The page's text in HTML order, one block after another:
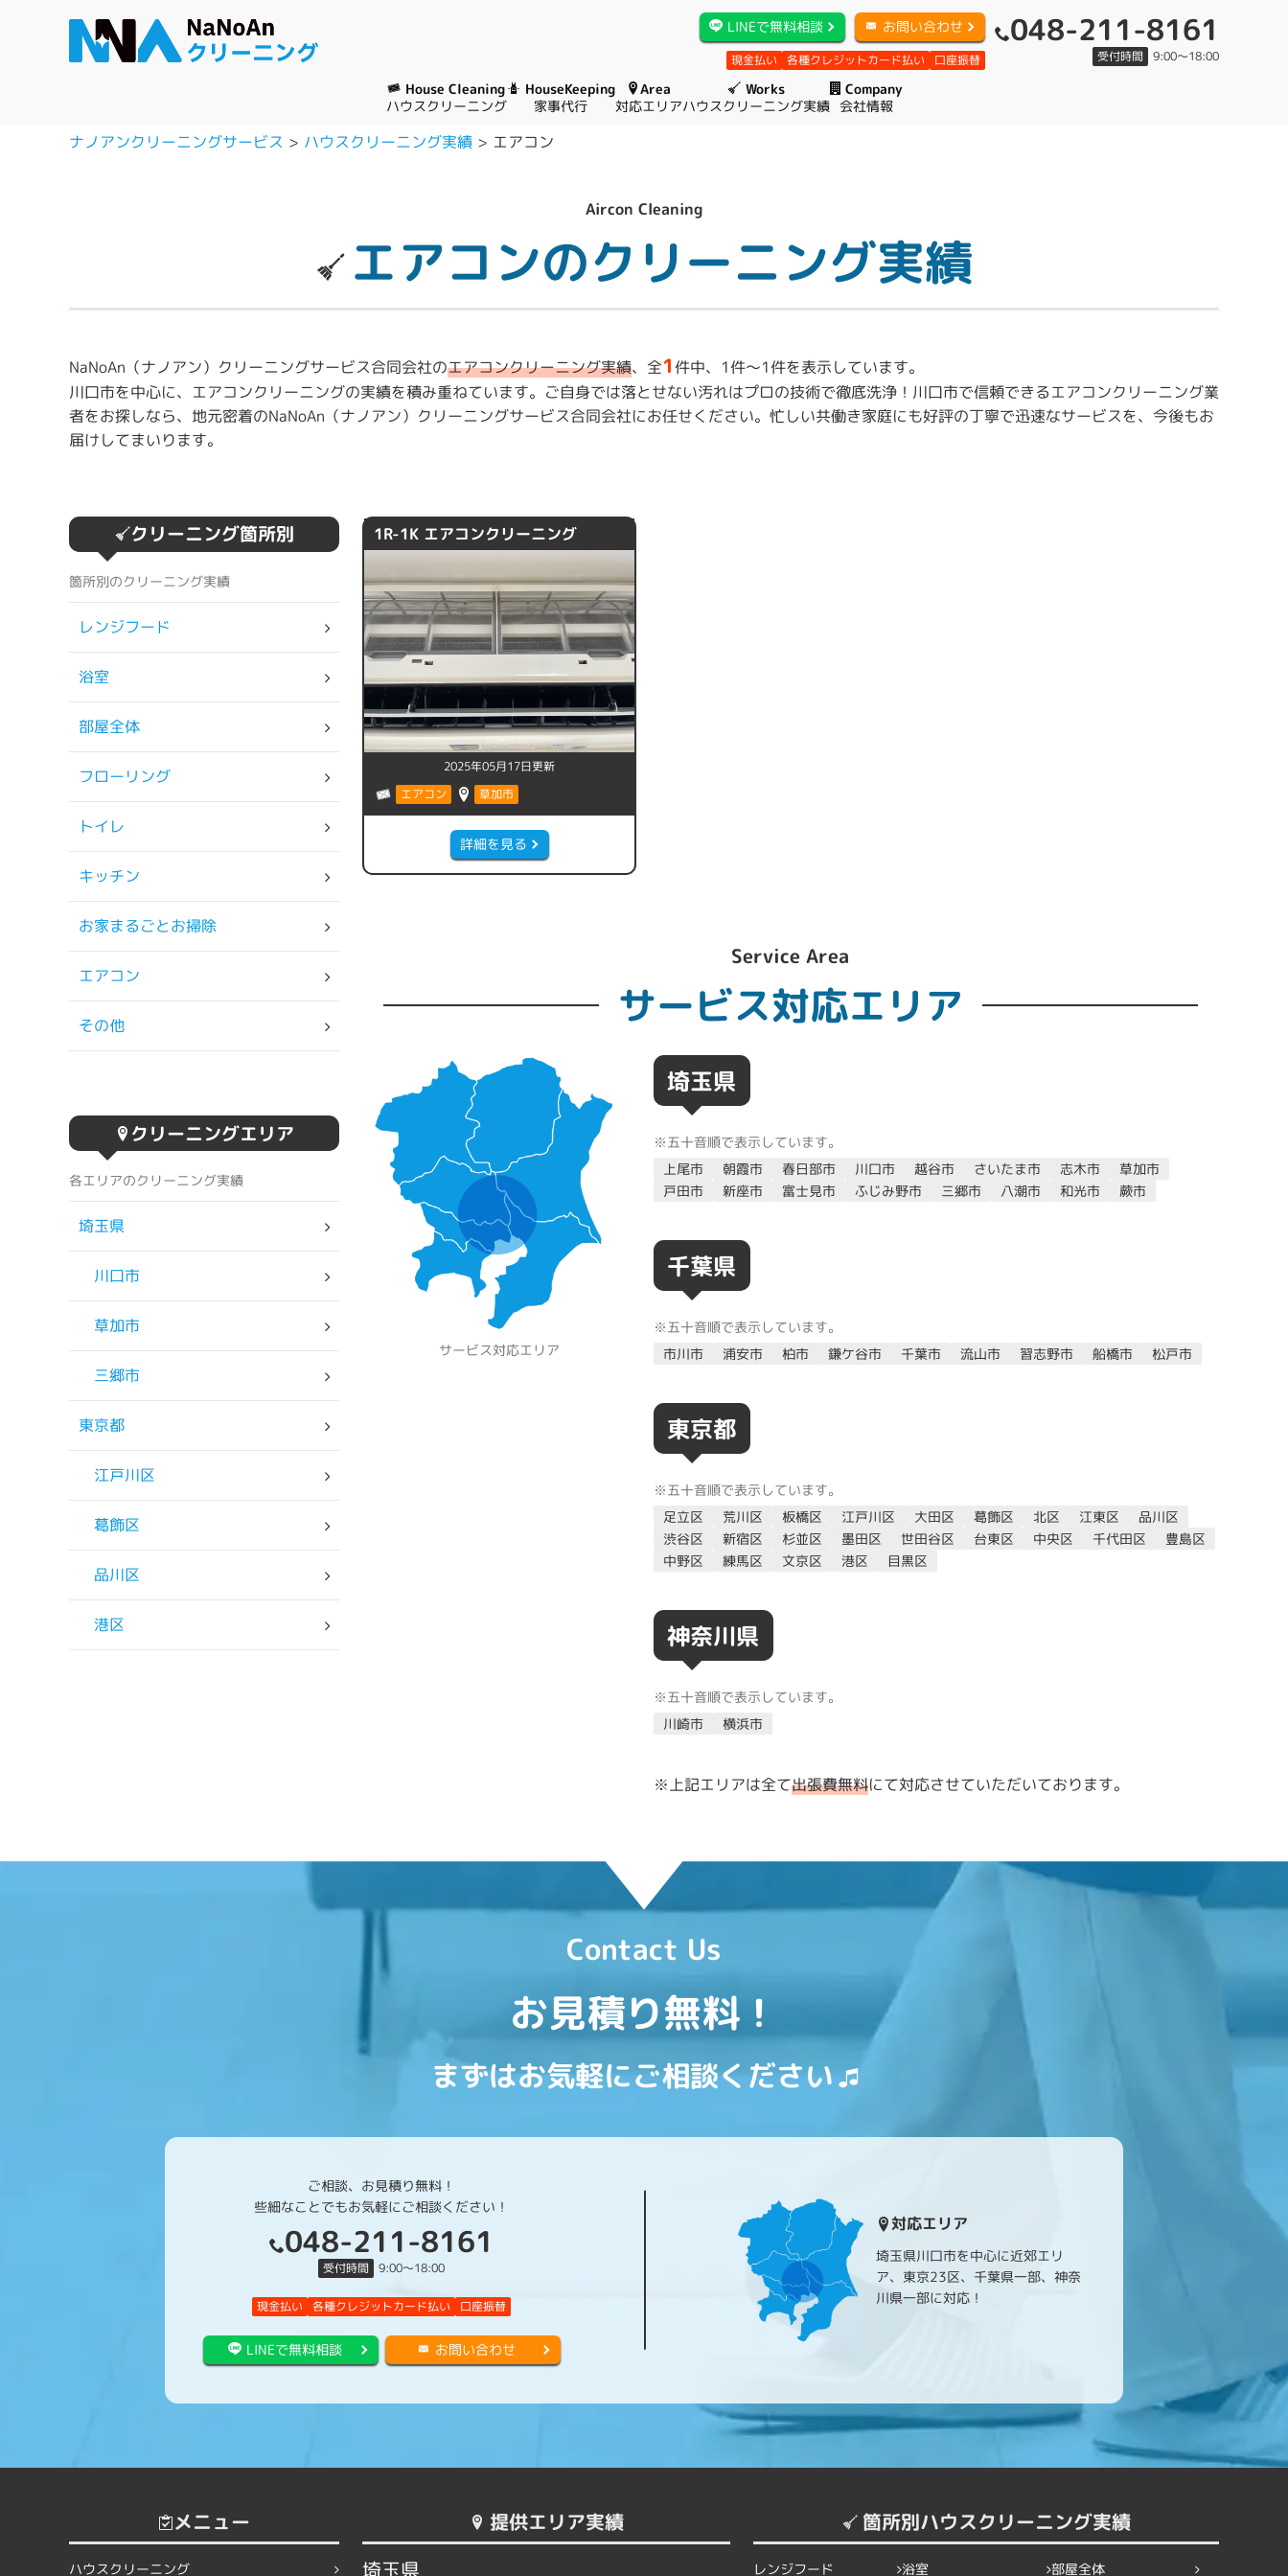
LINEで無料相談 お問い合わせ
現金払い 各種クレジットカード払い 口座振替
048-211-8161
受付時間 9:00〜18:00
House Cleaning
ハウスクリーニング
HouseKeeping
家事代行
Area
対応エリア
Works
ハウスクリーニング実績
Company
会社情報
ナノアンクリーニングサービス ハウスクリーニング実績 エアコン
Aircon Cleaning
エアコンのクリーニング実績
NaNoAn（ナノアン）クリーニングサービス合同会社のエアコンクリーニング実績、全1件中、1件〜1件を表示しています。
川口市を中心に、エアコンクリーニングの実績を積み重ねています。ご自身では落とせない汚れはプロの技術で徹底洗浄！川口市で信頼できるエアコンクリーニング業
者をお探しなら、地元密着のNaNoAn（ナノアン）クリーニングサービス合同会社にお任せください。忙しい共働き家庭にも好評の丁寧で迅速なサービスを、今後もお
届けしてまいります。
1R-1K エアコンクリーニング
2025年05月17日更新
エアコン
草加市
詳細を見る
Service Area
サービス対応エリア
サービス対応エリア
埼玉県
※五十音順で表示しています。
上尾市
朝霞市 春日部市 川口市 越谷市 さいたま市 志木市
草加市
戸田市
新座市 富士見市 ふじみ野市 三郷市 八潮市 和光市 蕨市
千葉県
※五十音順で表示しています。
市川市
浦安市 柏市 鎌ケ谷市 千葉市 流山市 習志野市 船橋市 松戸市
東京都
※五十音順で表示しています。
足立区
荒川区 板橋区 江戸川区 大田区 葛飾区 北区 江東区
品川区
渋谷区
新宿区 杉並区 墨田区 世田谷区 台東区 中央区 千代田区
豊島区
中野区
練馬区 文京区 港区 目黒区
神奈川県
※五十音順で表示しています。
川崎市
横浜市
※上記エリアは全て出張費無料にて対応させていただいております。
クリーニング箇所別
箇所別のクリーニング実績
レンジフード
浴室
部屋全体
フローリング
トイレ
キッチン
お家まるごとお掃除
エアコン
その他
クリーニングエリア
各エリアのクリーニング実績
埼玉県
川口市
草加市
三郷市
東京都
江戸川区
葛飾区
品川区
港区
Contact Us
お見積り無料！
まずはお気軽にご相談ください
ご相談、お見積り無料！
些細なことでもお気軽にご相談ください！
048-211-8161
受付時間 9:00〜18:00
現金払い 各種クレジットカード払い 口座振替
LINEで無料相談 お問い合わせ
対応エリア
埼玉県川口市を中心に近郊エリ
ア、東京23区、千葉県一部、神奈
川県一部に対応！
メニュー
ハウスクリーニング
提供エリア実績
埼玉県
箇所別ハウスクリーニング実績
レンジフード 浴室 部屋全体